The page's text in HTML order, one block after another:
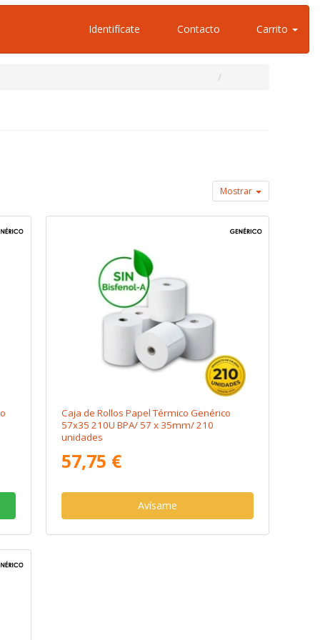
Identifícate Contacto Carrito
Mostrar
Caja de Rollos Papel Térmico Genérico
57x35 210U BPA/ 57 x 35mm/ 210
unidades
57,75 €
Avísame